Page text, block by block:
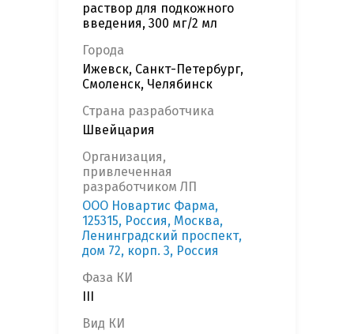
раствор для подкожного
введения, 300 мг/2 мл
Города
Ижевск, Санкт-Петербург,
Смоленск, Челябинск
Страна разработчика
Швейцария
Организация,
привлеченная
разработчиком ЛП
OOO Новартис Фарма,
125315, Россия, Москва,
Ленинградский проспект,
дом 72, корп. 3, Россия
Фаза КИ
Вид КИ